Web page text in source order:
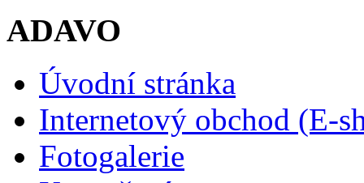
ADAVO
Úvodní stránka
Internetový obchod (E-
Fotogalerie